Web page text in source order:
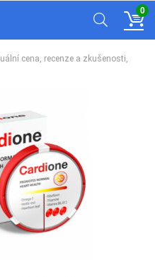
0
cena, recenze a zkušenosti,